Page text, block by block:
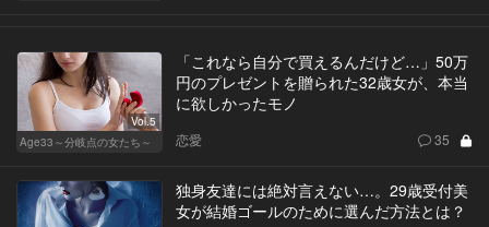
Vol.5
Age33～分岐点の女たち～
「これなら自分で買えるんだけど…」50万
円のプレゼントを贈られた32歳女が、本当
に欲しかったモノ
恋愛 35
独身友達には絶対言えない…。29歳受付美
女が結婚ゴールのために選んだ方法とは？